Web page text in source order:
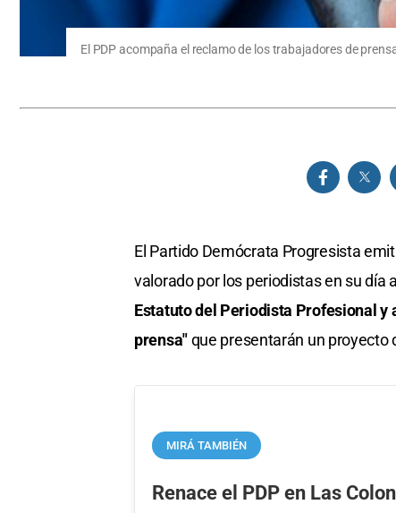
El PDP acompaña el reclamo de los trabajadores de
El Partido Demócrata Progresista
valorado por los periodistas en su día
Estatuto del Periodista Profesional
prensa"que presentarán un proyecto
MIRÁ TAMBIÉN
Renace el PDP en Las